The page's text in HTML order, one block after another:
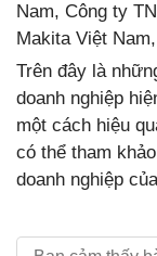
Nam, Công ty
Makita Việt
Trên đây là
doanh nghiệp
một cách hiệu
có thể tham
doanh nghiệp